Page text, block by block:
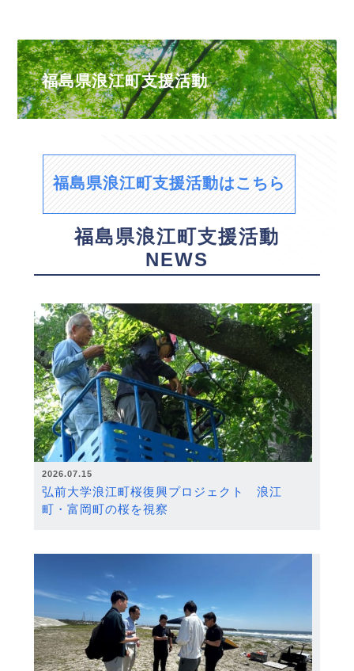
福島県浪江町支援活動
福島県浪江町支援活動はこちら
福島県浪江町支援活動
NEWS
2026.07.15
弘前大学浪江町桜復興プロジェクト 浪江
町・富岡町の桜を視察